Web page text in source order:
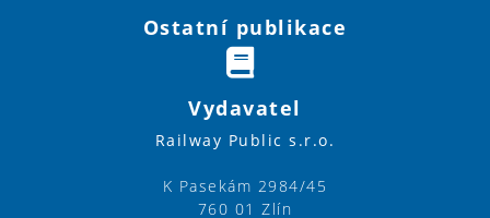
Ostatní publikace
Vydavatel
Railway Public s.r.o.
K Pasekám 2984/45
760 01 Zlín